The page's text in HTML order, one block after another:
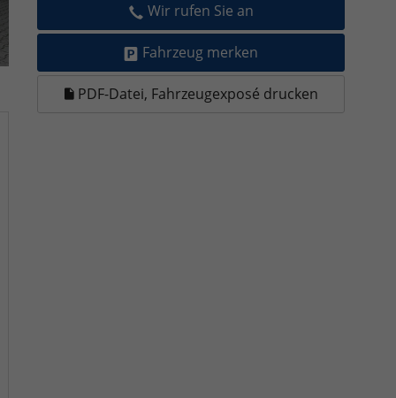
Wir rufen Sie an
Fahrzeug merken
PDF-Datei, Fahrzeugexposé drucken